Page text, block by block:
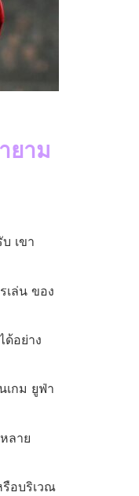
ยาม
เขา
เล่น ของ
ด้อย่าง
เกม ยูฟ่า
ลาย
อบริเวณ